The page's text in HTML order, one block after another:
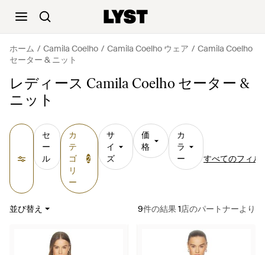
ホーム Camila Coelho Camila Coelho ウェア
Camila Coelho
セーター & ニット
レディース Camila Coelho セーター &
ニット
セ
ー
ル
カ
テ
ゴ
リ
ー
2
サ
イ
ズ
価
格
カ
ラ
ー
すべてのフィル
並び替え 9件の結果 1店のパートナーより